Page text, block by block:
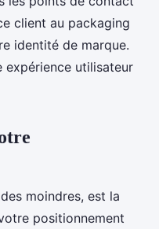
client au packaging
identité de marque.
expérience utilisateur
moindres, est la
positionnement